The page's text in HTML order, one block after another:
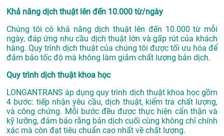
Khả năng dịch thuật lên đến 10.000 từ/ngày
Chúng tôi có khả năng dịch thuật lên đến 10.000 từ mỗi
ngày, đáp ứng nhu cầu dịch thuật lớn và gấp rút của khách
hàng. Quy trình dịch thuật của chúng tôi được tối ưu hóa để
đảm bảo tốc độ mà không làm giảm chất lượng bản dịch.
Quy trình dịch thuật khoa học
LONGANTRANS áp dụng quy trình dịch thuật khoa học gồm
4 bước: tiếp nhận yêu cầu, dịch thuật, kiểm tra chất lượng,
và công chứng. Mỗi bước đều được thực hiện cẩn thận và
kỹ lưỡng, đảm bảo rằng bản dịch cuối cùng không chỉ chính
xác mà còn đạt tiêu chuẩn cao nhất về chất lượng.